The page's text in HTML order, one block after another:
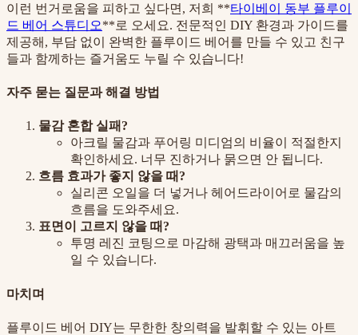
이런 번거로움을 피하고 싶다면, 저희 **타이베이 동부 플루이
드 베어 스튜디오**로 오세요. 전문적인 DIY 환경과 가이드를
제공해, 부담 없이 완벽한 플루이드 베어를 만들 수 있고 친구
들과 함께하는 즐거움도 누릴 수 있습니다!
자주 묻는 질문과 해결 방법
물감 혼합 실패?
아크릴 물감과 푸어링 미디엄의 비율이 적절한지
확인하세요. 너무 진하거나 묽으면 안 됩니다.
흐름 효과가 좋지 않을 때?
실리콘 오일을 더 넣거나 헤어드라이어로 물감의
흐름을 도와주세요.
표면이 고르지 않을 때?
투명 레진 코팅으로 마감해 광택과 매끄러움을 높
일 수 있습니다.
마치며
플루이드 베어 DIY는 무한한 창의력을 발휘할 수 있는 아트